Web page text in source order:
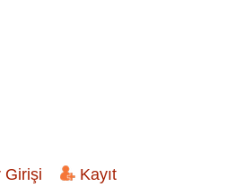
Girişi Kayıt